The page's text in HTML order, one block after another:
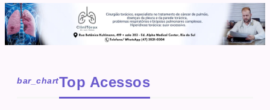
bar_chartTop Acessos